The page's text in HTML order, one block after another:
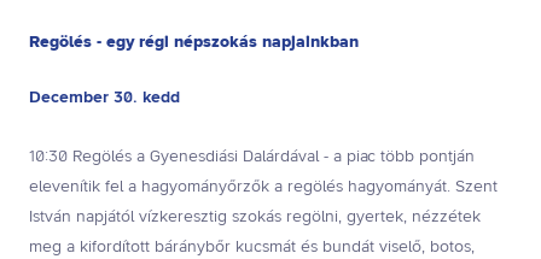
Regölés - egy régi népszokás napjainkban
December 30. kedd
10:30 Regölés a Gyenesdiási Dalárdával - a piac több pontján
elevenítik fel a hagyományőrzők a regölés hagyományát. Szent
István napjától vízkeresztig szokás regölni, gyertek, nézzétek
meg a kifordított báránybőr kucsmát és bundát viselő, botos,